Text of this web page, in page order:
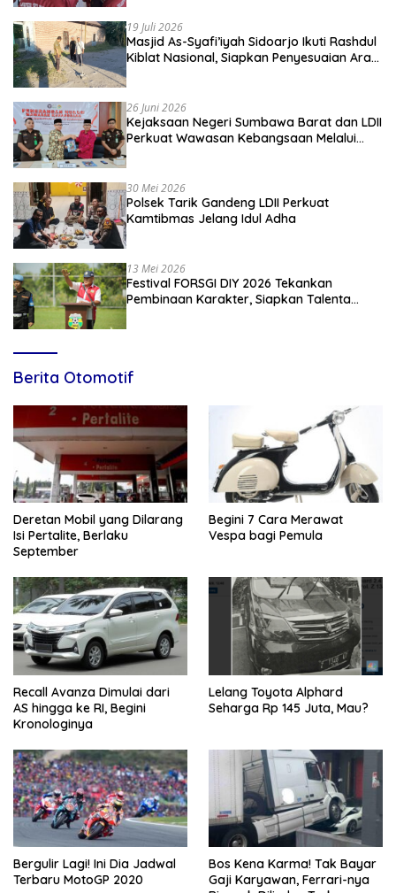
19 Juli 2026
Masjid As-Syafi’iyah Sidoarjo Ikuti Rashdul
Kiblat Nasional, Siapkan Penyesuaian Arah
26 Juni 2026
Kejaksaan Negeri Sumbawa Barat dan LDII
Perkuat Wawasan Kebangsaan Melalui
30 Mei 2026
Polsek Tarik Gandeng LDII Perkuat
Kamtibmas Jelang Idul Adha
13 Mei 2026
Festival FORSGI DIY 2026 Tekankan
Pembinaan Karakter, Siapkan Talenta
Berita Otomotif
Deretan Mobil yang Dilarang
Isi Pertalite, Berlaku
September
Begini 7 Cara Merawat
Vespa bagi Pemula
Recall Avanza Dimulai dari
AS hingga ke RI, Begini
Kronologinya
Lelang Toyota Alphard
Seharga Rp 145 Juta, Mau?
Bergulir Lagi! Ini Dia Jadwal
Terbaru MotoGP 2020
Bos Kena Karma! Tak Bayar
Gaji Karyawan, Ferrari-nya